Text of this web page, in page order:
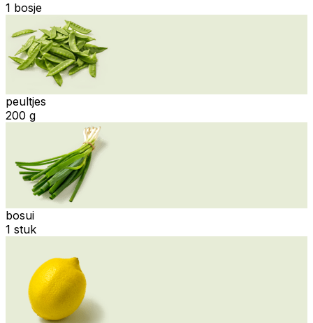
1 bosje
peultjes
200 g
bosui
1 stuk